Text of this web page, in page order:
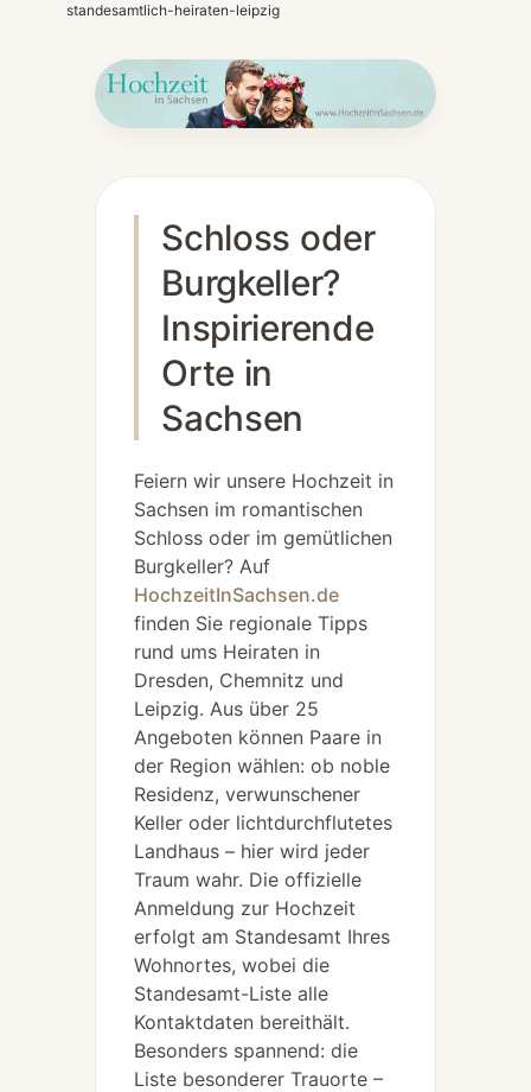
standesamtlich-heiraten-leipzig
Schloss oder
Burgkeller?
Inspirierende
Orte in
Sachsen
Feiern wir unsere Hochzeit in
Sachsen im romantischen
Schloss oder im gemütlichen
Burgkeller? Auf
HochzeitInSachsen.de
finden Sie regionale Tipps
rund ums Heiraten in
Dresden, Chemnitz und
Leipzig. Aus über 25
Angeboten können Paare in
der Region wählen: ob noble
Residenz, verwunschener
Keller oder lichtdurchflutetes
Landhaus – hier wird jeder
Traum wahr. Die offizielle
Anmeldung zur Hochzeit
erfolgt am Standesamt Ihres
Wohnortes, wobei die
Standesamt-Liste alle
Kontaktdaten bereithält.
Besonders spannend: die
Liste besonderer Trauorte –